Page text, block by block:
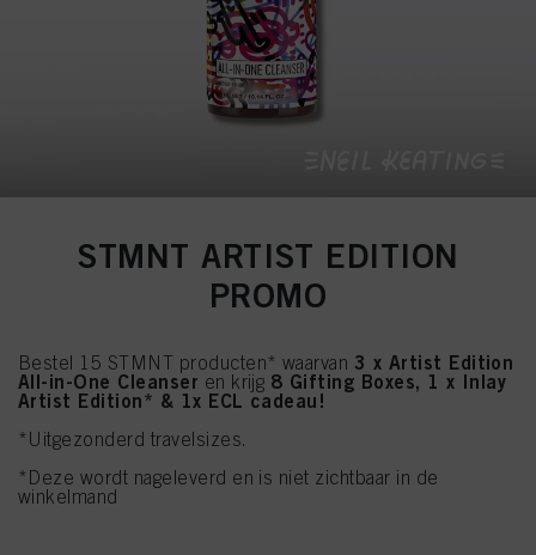
STMNT ARTIST EDITION
PROMO
Bestel 15 STMNT producten* waarvan 3 x Artist Edition
All-in-One Cleanser en krijg 8 Gifting Boxes, 1 x Inlay
Artist Edition* & 1x ECL cadeau!
*Uitgezonderd travelsizes.
*Deze wordt nageleverd en is niet zichtbaar in de
winkelmand